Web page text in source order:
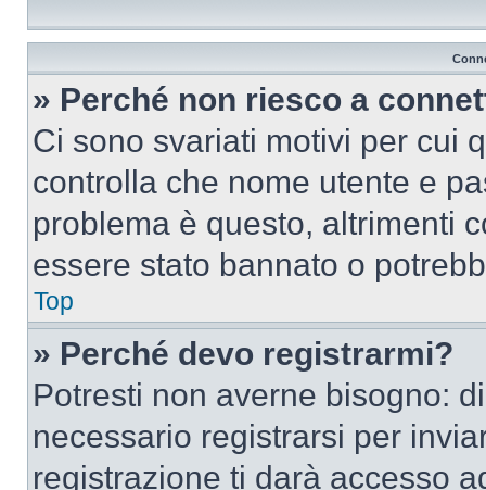
» Perché non riesco a
Ci sono svariati motivi per cui
controlla che nome utente e
problema è questo, altrimenti
essere stato bannato o
Top
» Perché devo registrarmi?
Potresti non averne bisogno:
necessario registrarsi per
registrazione ti darà accesso